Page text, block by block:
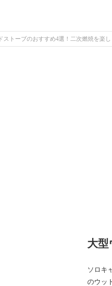
ストーブのおすすめ4選！二次燃焼を楽
大
ソロキ
のウッ